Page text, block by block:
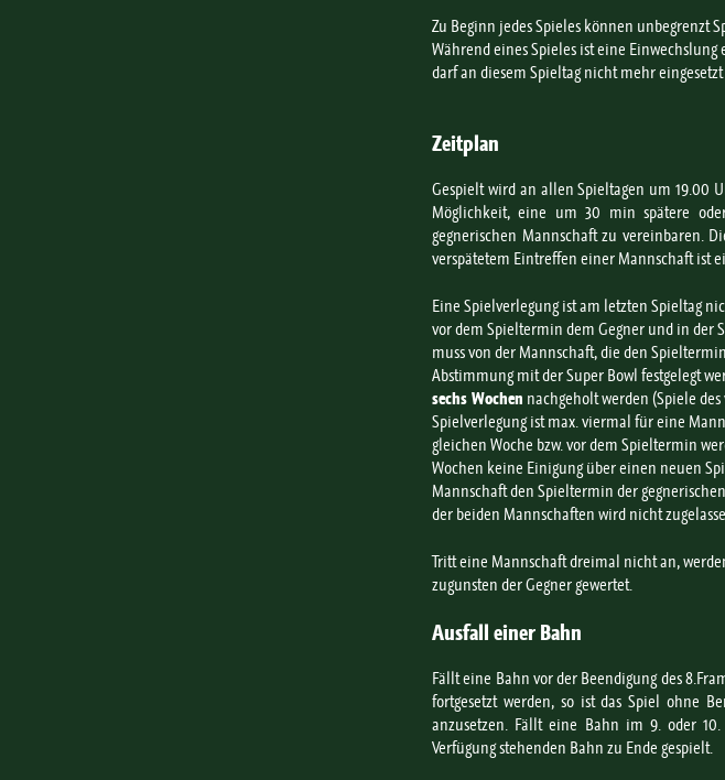
Zu Beginn jedes Spieles können unbegrenzt
Während eines Spieles ist eine
darf an diesem Spieltag nicht mehr
Zeitplan
Gespielt wird an allen Spieltagen um 19.00
Möglichkeit, eine um 30 min spätere
gegnerischen Mannschaft zu vereinbaren.
verspätetem Eintreffen einer Mannschaft ist
Eine Spielverlegung ist am letzten Spieltag
vor dem Spieltermin dem Gegner und in der
muss von der Mannschaft, die den
Abstimmung mit der Super Bowl festgelegt
sechs Wochen nachgeholt werden (Spiele
Spielverlegung ist max. viermal für eine
gleichen Woche bzw. vor dem Spieltermin
Wochen keine Einigung über einen neuen
Mannschaft den Spieltermin der
der beiden Mannschaften wird nicht
Tritt eine Mannschaft dreimal nicht an,
zugunsten der Gegner gewertet.
Ausfall einer Bahn
Fällt eine Bahn vor der Beendigung des
fortgesetzt werden, so ist das Spiel ohne
anzusetzen. Fällt eine Bahn im 9. oder
Verfügung stehenden Bahn zu Ende gespielt.